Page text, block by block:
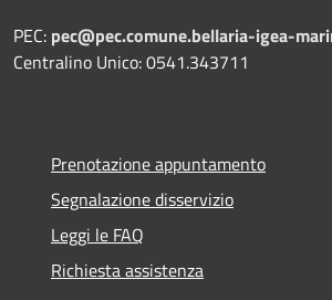
PEC: pec@pec.comune.bellaria-igea-
Centralino Unico: 0541.343711
Prenotazione appuntamento
Segnalazione disservizio
Leggi le FAQ
Richiesta assistenza